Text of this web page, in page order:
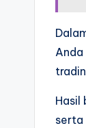
Anda
Hasil
serta